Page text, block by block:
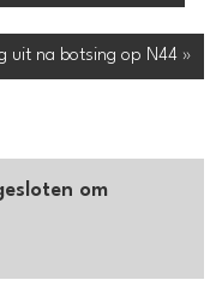
uit na botsing op N44 »
om